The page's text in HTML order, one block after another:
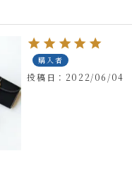
購入者
投稿日 2022/06/04